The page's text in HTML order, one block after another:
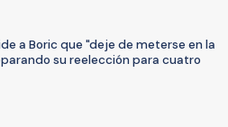
a Boric que "deje de meterse en la
su reelección para cuatro